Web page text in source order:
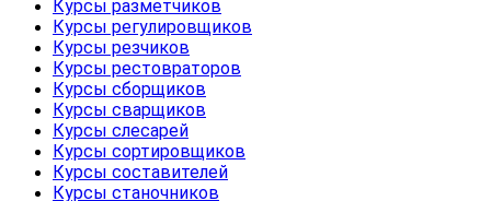
Курсы разметчиков
Курсы регулировщиков
Курсы резчиков
Курсы рестовраторов
Курсы сборщиков
Курсы сварщиков
Курсы слесарей
Курсы сортировщиков
Курсы составителей
Курсы станочников